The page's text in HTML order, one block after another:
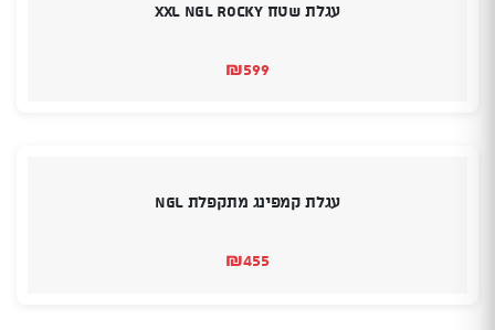
עגלת שטח XXL NGL ROCKY
₪599
עגלת קמפינג מתקפלת NGL
₪455